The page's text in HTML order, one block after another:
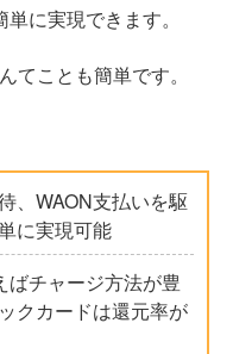
単に実現できます。
てことも簡単です。
、WAON支払いを駆
に実現可能
ばチャージ方法が豊
クカードは還元率が